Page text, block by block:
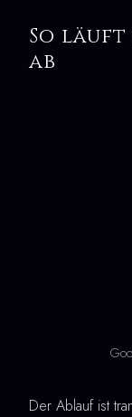
So läuft
ab
Der Ablauf ist